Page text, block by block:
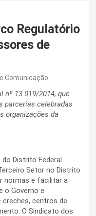
Regulatório
de
Comunicação
nº 13.019/2014, que
parcerias celebradas
organizações da
Distrito Federal
Setor no Distrito
normas e facilitar a
o Governo e
creches, centros de
O Sindicato dos